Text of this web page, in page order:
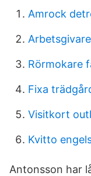
Amrock
Rörmokare
Fixa
Visitkort
Kvitto
Antonsson har